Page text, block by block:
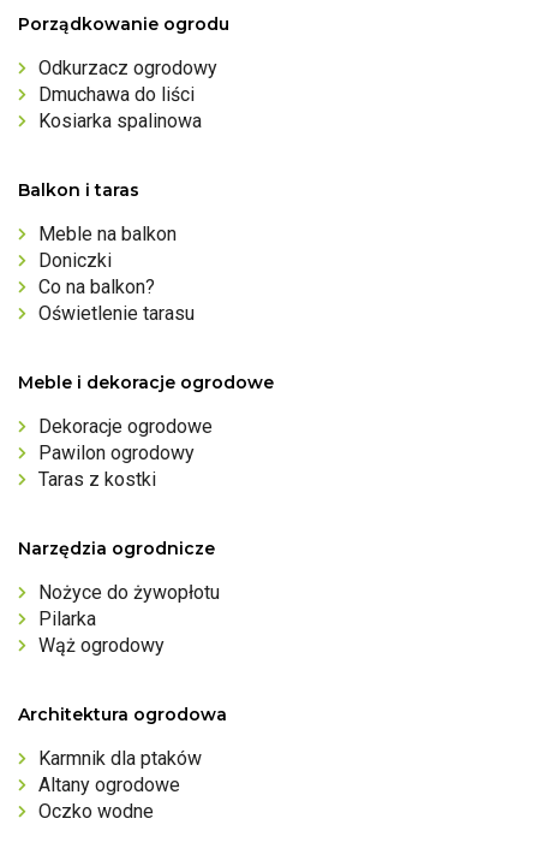
Porządkowanie ogrodu
Odkurzacz ogrodowy
Dmuchawa do liści
Kosiarka spalinowa
Balkon i taras
Meble na balkon
Doniczki
Co na balkon?
Oświetlenie tarasu
Meble i dekoracje ogrodowe
Dekoracje ogrodowe
Pawilon ogrodowy
Taras z kostki
Narzędzia ogrodnicze
Nożyce do żywopłotu
Pilarka
Wąż ogrodowy
Architektura ogrodowa
Karmnik dla ptaków
Altany ogrodowe
Oczko wodne